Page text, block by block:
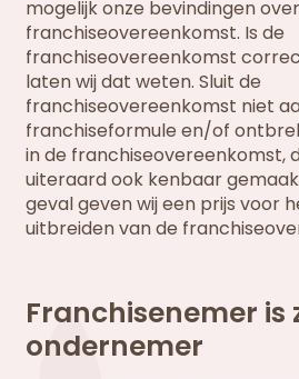
mogelijk onze bevindingen
franchiseovereenkomst. Is de
franchiseovereenkomst
laten wij dat weten. Sluit de
franchiseovereenkomst niet
franchiseformule en/of
in de franchiseovereenkomst,
uiteraard ook kenbaar
geval geven wij een prijs voor
uitbreiden van de
Franchisenemer is
ondernemer